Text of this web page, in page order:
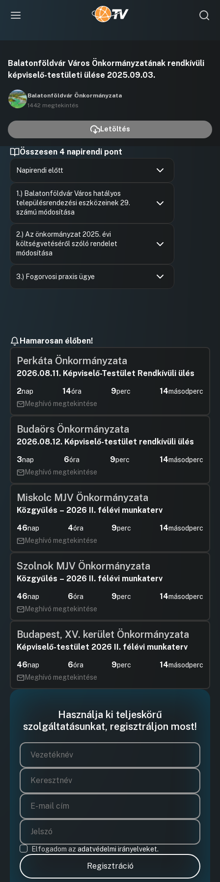
lejátszása
Balatonföldvár Város Önkormányzatának rendkívüli
képviselő-testületi ülése 2025.09.03.
Balatonföldvár Önkormányzata
1442 megtekintés
Letöltés
Összesen 4 napirendi pont
Napirendi előtt
1.) Balatonföldvár Város hatályos
településrendezési eszközeinek 29.
számú módosítása
2.) Az önkormányzat 2025. évi
költségvetéséről szóló rendelet
módosítása
3.) Fogorvosi praxis ügye
Hamarosan élőben!
Perkáta Önkormányzata
2026.08.11. Képviselő-Testület Rendkívüli ülés
2nap 14óra 9perc 14másodperc
Meghívó megtekintése
Budaörs Önkormányzata
2026.08.12. Képviselő-testület rendkívüli ülés
3nap 6óra 9perc 14másodperc
Meghívó megtekintése
Miskolc MJV Önkormányzata
Közgyűlés – 2026 II. félévi munkaterv
46nap 4óra 9perc 14másodperc
Meghívó megtekintése
Szolnok MJV Önkormányzata
Közgyűlés – 2026 II. félévi munkaterv
46nap 6óra 9perc 14másodperc
Meghívó megtekintése
Budapest, XV. kerület Önkormányzata
Képviselő-testület 2026 II. félévi munkaterv
46nap 6óra 9perc 14másodperc
Meghívó megtekintése
Használja ki teljeskörű
szolgáltatásunkat, regisztráljon most!
Elfogadom az adatvédelmi irányelveket.
Regisztráció